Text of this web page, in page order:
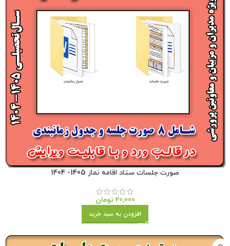
صورت جلسات ستاد اقامه نماز 1405- 1404
20,000 تومان
افزودن به سبد خرید